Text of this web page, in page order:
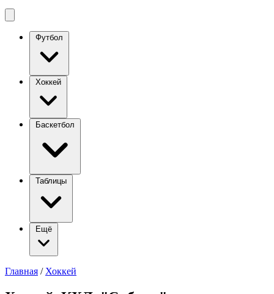
Футбол
Хоккей
Баскетбол
Таблицы
Ещё
Главная / Хоккей